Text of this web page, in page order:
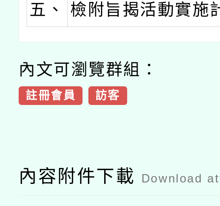
五、
檢附旨揭活動實施
內文可瀏覽群組：
註冊會員 訪客
內容附件下載 Download